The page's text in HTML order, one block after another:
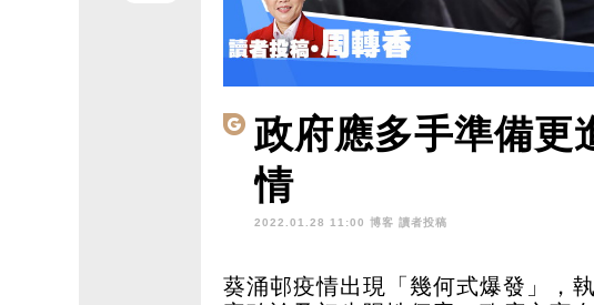
政府應多手準備更
情
2022.01.28 11:00 博客 讀者投稿
葵涌邨疫情出現「幾何式爆發」，